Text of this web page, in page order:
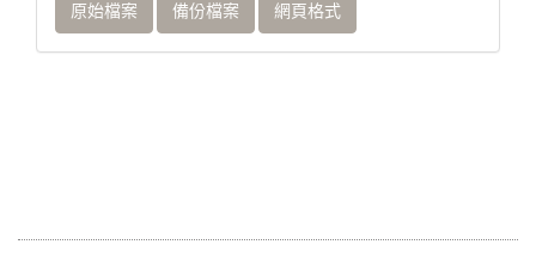
原始檔案 備份檔案 網頁格式